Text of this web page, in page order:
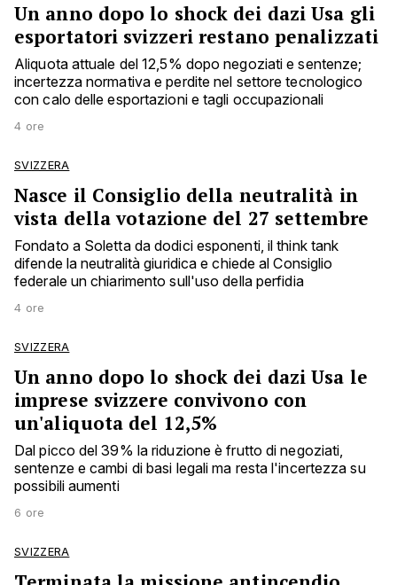
Un anno dopo lo shock dei dazi Usa gli
esportatori svizzeri restano penalizzati
Aliquota attuale del 12,5% dopo negoziati e sentenze;
incertezza normativa e perdite nel settore tecnologico
con calo delle esportazioni e tagli occupazionali
4 ore
SVIZZERA
Nasce il Consiglio della neutralità in
vista della votazione del 27 settembre
Fondato a Soletta da dodici esponenti, il think tank
difende la neutralità giuridica e chiede al Consiglio
federale un chiarimento sull'uso della perfidia
4 ore
SVIZZERA
Un anno dopo lo shock dei dazi Usa le
imprese svizzere convivono con
un'aliquota del 12,5%
Dal picco del 39% la riduzione è frutto di negoziati,
sentenze e cambi di basi legali ma resta l'incertezza su
possibili aumenti
6 ore
SVIZZERA